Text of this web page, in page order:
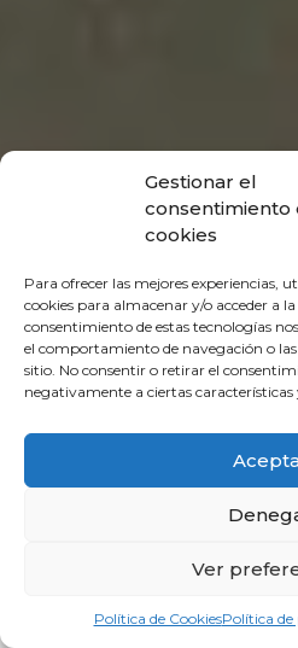
Gestionar el
consentimiento
cookies
Para ofrecer las mejores experiencias,
cookies para almacenar y/o acceder a
consentimiento de estas tecnologías
el comportamiento de navegación o
sitio. No consentir o retirar el
negativamente a ciertas características
Ver
Política de CookiesPolítica de